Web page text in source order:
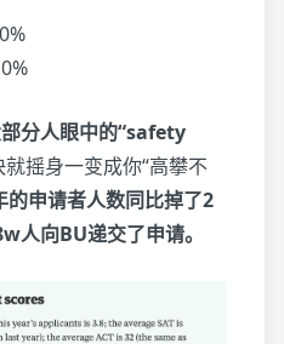
分人眼中的“safety
摇身一变成你“高攀不
的申请者人数同比掉了2
人向BU递交了申请。